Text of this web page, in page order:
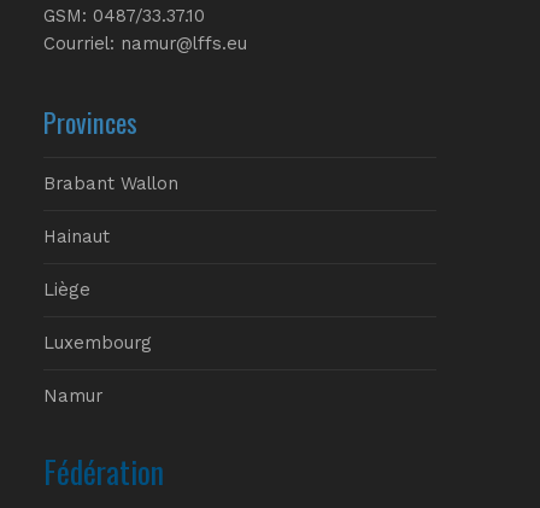
GSM: 0487/33.37.10
Courriel: namur@lffs.eu
Provinces
Brabant Wallon
Hainaut
Liège
Luxembourg
Namur
Fédération